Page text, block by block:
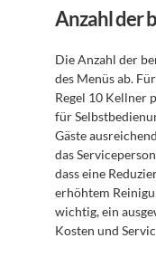
Anzahl der
Die Anzahl der
des Menüs ab.
Regel 10 Kellner
für
Gäste
das
dass eine
erhöhtem
wichtig, ein
Kosten und